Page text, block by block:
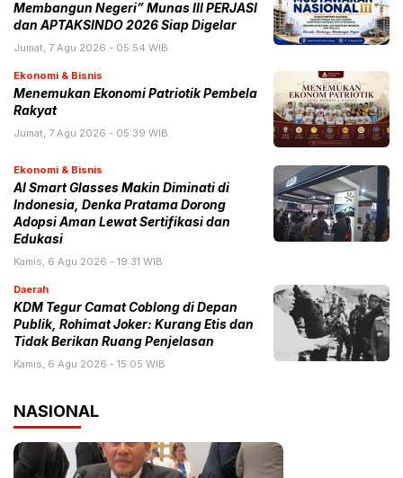
Membangun Negeri” Munas III PERJASI
dan APTAKSINDO 2026 Siap Digelar
Jumat, 7 Agu 2026 - 05:54 WIB
Ekonomi & Bisnis
Menemukan Ekonomi Patriotik Pembela
Rakyat
Jumat, 7 Agu 2026 - 05:39 WIB
Ekonomi & Bisnis
AI Smart Glasses Makin Diminati di
Indonesia, Denka Pratama Dorong
Adopsi Aman Lewat Sertifikasi dan
Edukasi
Kamis, 6 Agu 2026 - 19:31 WIB
Daerah
KDM Tegur Camat Coblong di Depan
Publik, Rohimat Joker: Kurang Etis dan
Tidak Berikan Ruang Penjelasan
Kamis, 6 Agu 2026 - 15:05 WIB
NASIONAL